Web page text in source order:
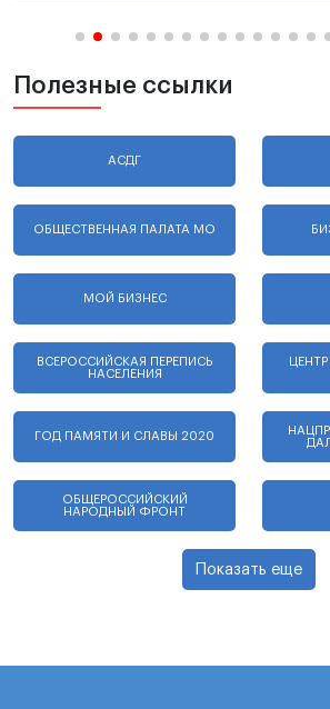
Полезные ссылки
АСДГ
ОБЩЕСТВЕННАЯ ПАЛАТА МО
МОЙ БИЗНЕС
ВСЕРОССИЙСКАЯ ПЕРЕПИСЬ
НАСЕЛЕНИЯ
ГОД ПАМЯТИ И СЛАВЫ 2020
ОБЩЕРОССИЙСКИЙ
НАРОДНЫЙ ФРОНТ
Показать еще